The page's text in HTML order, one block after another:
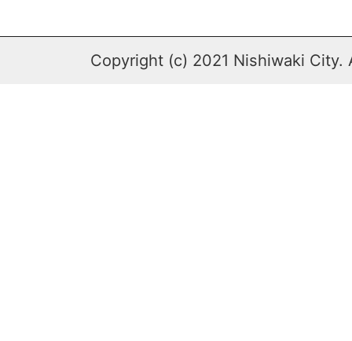
Copyright (c) 2021 Nishiwaki City.